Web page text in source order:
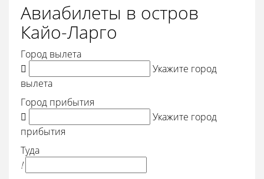
Авиабилеты в остров
Кайо-Ларго
Город вылета

Укажите город
вылета
Город прибытия

Укажите город
прибытия
Туда
!